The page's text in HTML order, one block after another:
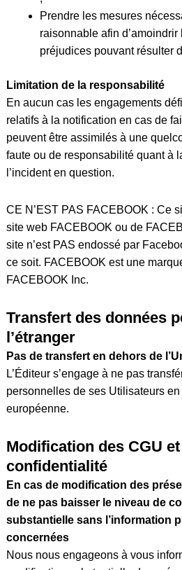
Prendre les mesures
raisonnable afin
préjudices pouvant résulter
Limitation de la responsabilité
En aucun cas les engagements
relatifs à la notification en cas de
peuvent être assimilés à une
faute ou de responsabilité quant à
l’incident en question.
CE N’EST PAS FACEBOOK : Ce
site web FACEBOOK ou de
site n’est PAS endossé par
ce soit. FACEBOOK est une
FACEBOOK Inc.
Transfert des données
l’étranger
Pas de transfert en dehors de
L’Éditeur s’engage à ne pas
personnelles de ses Utilisateurs en
européenne.
Modification des CGU
confidentialité
En cas de modification des
de ne pas baisser le niveau de
substantielle sans l’information
concernées
Nous nous engageons à vous